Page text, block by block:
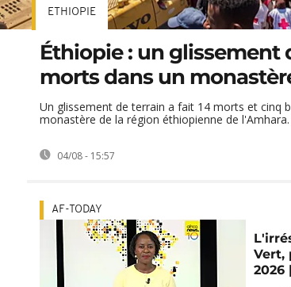
ETHIOPIE
Éthiopie : un glissement
morts dans un
Un glissement de terrain a fait 14 morts et cinq
monastère de la région éthiopienne de l'Amhara.
04/08 - 15:57
AF-TODAY
Vert,
2026